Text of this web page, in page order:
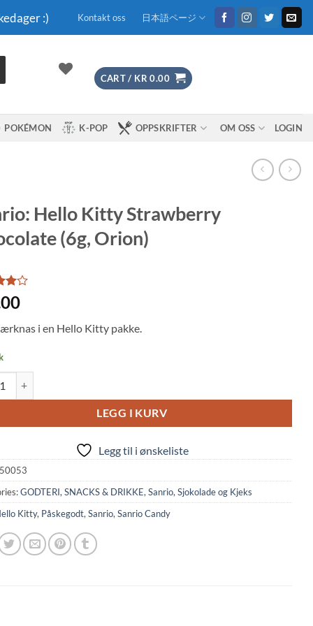
:) Kontakt oss 日本語ページ
CART / KR 0.00
POKÉMON K-POP OPPSKRIFTER OM OSS LOGIN
Hello Kitty Strawberry
(6g, Orion)
4
5
i en Hello Kitty pakke.
LEGG I KURV
Legg til i ønskeliste
GODTERI, SNACKS & DRIKKE, Sanrio, Sjokolade og Kjeks
Kitty, Påskegodt, Sanrio, Sanrio Candy